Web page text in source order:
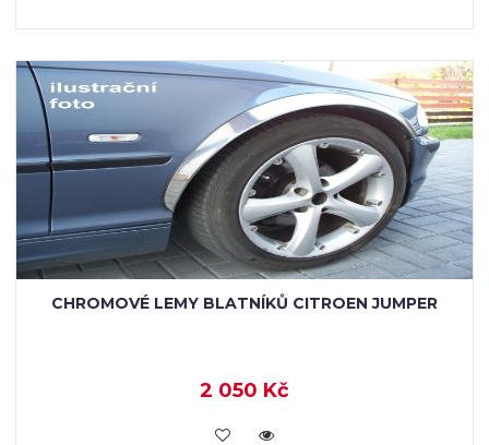
CHROMOVÉ LEMY BLATNÍKŮ CITROEN JUMPER
2 050 Kč
KOUPIT